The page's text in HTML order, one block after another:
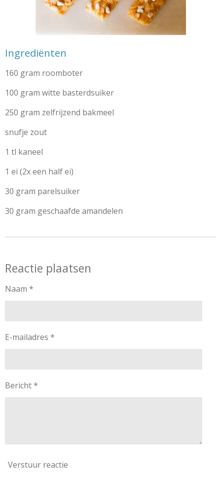
Ingrediënten
160 gram roomboter
100 gram witte basterdsuiker
250 gram zelfrijzend bakmeel
snufje zout
1 tl kaneel
1 ei (2x een half ei)
30 gram parelsuiker
30 gram geschaafde amandelen
Reactie plaatsen
Naam *
E-mailadres *
Bericht *
Verstuur reactie